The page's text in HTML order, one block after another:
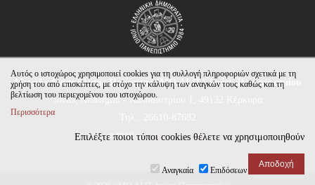
Μονάδα Διασφάλισης Ποιότητας (ΜΟ.ΔΙ.Π.) Ιονίου Πανεπιστημίου
Ιόνιος Ακαδημία - Καποδιστρίου 1, 49132 Κέρκυρα
e-mail:modip@ionio.gr
Αυτός ο ιστοχώρος χρησιμοποιεί cookies για τη συλλογή πληροφοριών σχετικά με τη
χρήση του από επισκέπτες, με στόχο την κάλυψη των αναγκών τους καθώς και τη
βελτίωση του περιεχομένου του ιστοχώρου.
Περισσότερα
Επιλέξτε ποιοι τύποι cookies θέλετε να χρησιμοποιηθούν
Αναγκαία Επιδόσεων